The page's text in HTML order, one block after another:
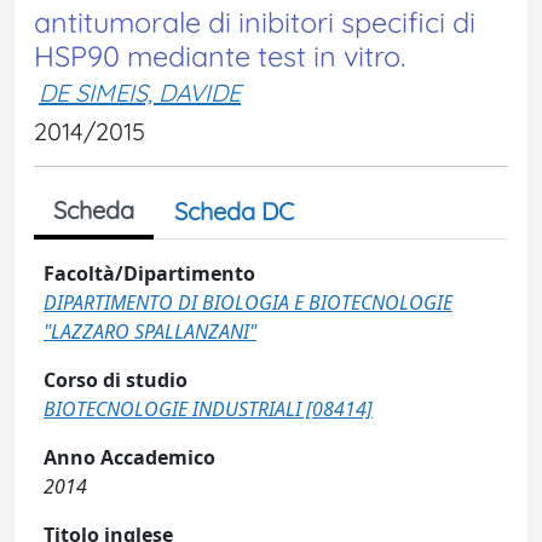
antitumorale di inibitori specifici di
HSP90 mediante test in vitro.
DE SIMEIS, DAVIDE
2014/2015
Scheda Scheda DC
Facoltà/Dipartimento
DIPARTIMENTO DI BIOLOGIA E BIOTECNOLOGIE
"LAZZARO SPALLANZANI"
Corso di studio
BIOTECNOLOGIE INDUSTRIALI [08414]
Anno Accademico
2014
Titolo inglese